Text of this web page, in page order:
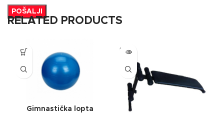
RELATED PRODUCTS
Gimnastička lopta
SOLD
OUT